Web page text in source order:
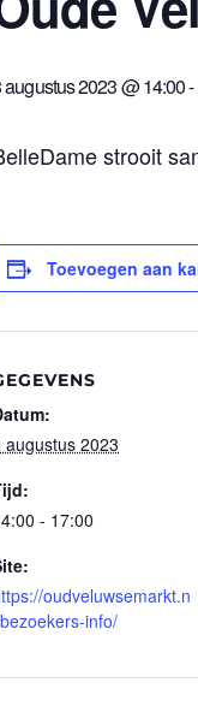
augustus 2023 @ 14:00-
strooit
Toevoegen aan
augustus 2023
- 17:00
oudveluwsemarkt.n
info/